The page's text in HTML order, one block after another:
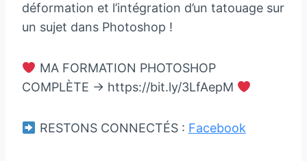
déformation et l’intégration d’un tatouage sur
un sujet dans Photoshop !
MA FORMATION PHOTOSHOP
COMPLÈTE → https://bit.ly/3LfAepM
RESTONS CONNECTÉS : Facebook